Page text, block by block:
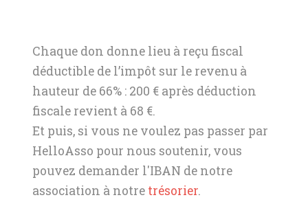
Chaque don donne lieu à reçu fiscal
déductible de l’impôt sur le revenu à
hauteur de 66% : 200 € après déduction
fiscale revient à 68 €.
Et puis, si vous ne voulez pas passer par
HelloAsso pour nous soutenir, vous
pouvez demander l'IBAN de notre
association à notre trésorier.